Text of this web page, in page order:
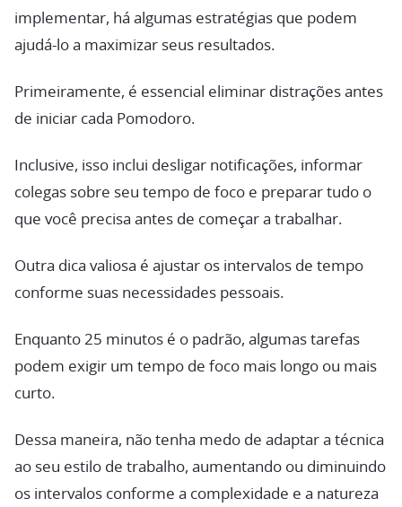
implementar, há algumas estratégias que podem
ajudá-lo a maximizar seus resultados.
Primeiramente, é essencial eliminar distrações antes
de iniciar cada Pomodoro.
Inclusive, isso inclui desligar notificações, informar
colegas sobre seu tempo de foco e preparar tudo o
que você precisa antes de começar a trabalhar.
Outra dica valiosa é ajustar os intervalos de tempo
conforme suas necessidades pessoais.
Enquanto 25 minutos é o padrão, algumas tarefas
podem exigir um tempo de foco mais longo ou mais
curto.
Dessa maneira, não tenha medo de adaptar a técnica
ao seu estilo de trabalho, aumentando ou diminuindo
os intervalos conforme a complexidade e a natureza